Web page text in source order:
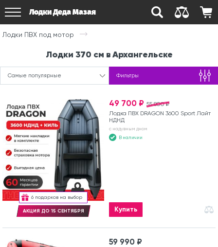
Лодки Деда Мазая
Лодки ПВХ под мотор
Лодки 370 см в Архангельске
Самые популярные Фильтры
6 подарков на выбор
АКЦИЯ ДО 15 СЕНТЯБРЯ
55 800 ₽
49 700 ₽
Лодка ПВХ DRAGON 3600 Sport Лайт
НДНД
с надувным дном
В наличии
Купить
59 990 ₽